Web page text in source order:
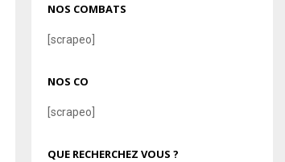
NOS COMBATS
[scrapeo]
NOS CO
[scrapeo]
QUE RECHERCHEZ VOUS ?